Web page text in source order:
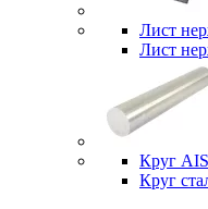
Лист
Лист
Круг
Круг